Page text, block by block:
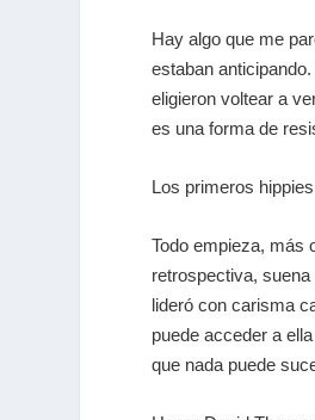
Hay algo que me
estaban
eligieron voltear a
es una forma de
Los primeros hippies
Todo empieza, más
retrospectiva,
lideró con carisma
puede acceder a
que nada puede